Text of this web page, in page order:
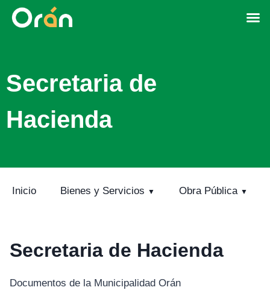
Secretaria de
Hacienda
Inicio Bienes y Servicios Obra Pública
Secretaria de Hacienda
Documentos de la Municipalidad Orán